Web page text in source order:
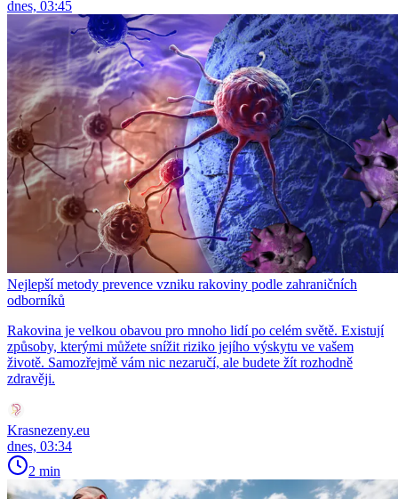
dnes, 03:45
Nejlepší metody prevence vzniku rakoviny podle zahraničních
odborníků
Rakovina je velkou obavou pro mnoho lidí po celém světě. Existují
způsoby, kterými můžete snížit riziko jejího výskytu ve vašem
životě. Samozřejmě vám nic nezaručí, ale budete žít rozhodně
zdravěji.
Krasnezeny.eu
dnes, 03:34
2 min